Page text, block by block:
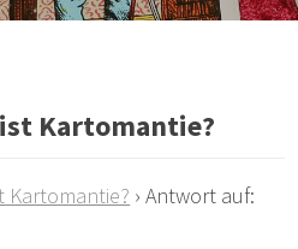
Kartomantie?
Kartomantie? › Antwort auf: